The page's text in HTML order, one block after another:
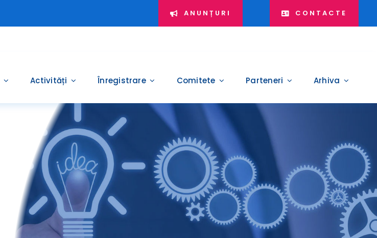
ANUNȚURI CONTACTE
Activități Înregistrare Comitete Parteneri Arhiva